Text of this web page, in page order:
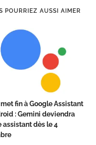
POURRIEZ AUSSI AIMER
fin à Google Assistant
: Gemini deviendra
assistant dès le 4